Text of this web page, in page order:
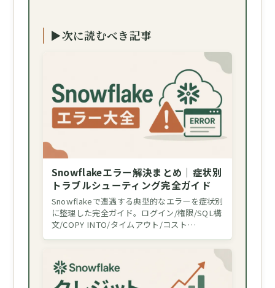
▶次に読むべき記事
Snowflakeエラー解決まとめ｜症状別
トラブルシューティング完全ガイド
Snowflakeで遭遇する典型的なエラーを症状別
に整理した完全ガイド。ログイン/権限/SQL構
文/COPY INTO/タイムアウト/コスト…